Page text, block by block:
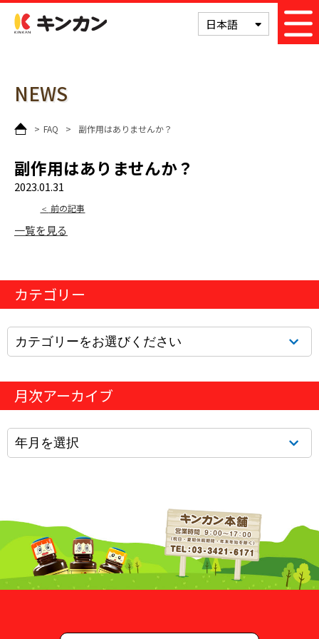
日本語
NEWS
> FAQ > 副作用はありませんか？
副作用はありませんか？
2023.01.31
前の記事
次の記事
一覧を見る
カテゴリー
月次アーカイブ